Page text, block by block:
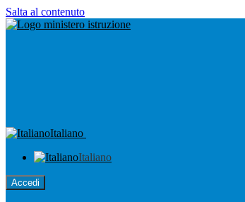
Salta al contenuto
Italiano
Italiano
Accedi